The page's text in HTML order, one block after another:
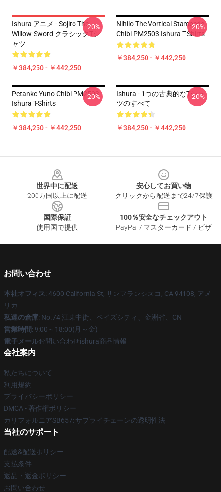
Ishura アニメ - Sojiro The
Willow-Sword クラシックTシ
ャツ
￥384,250 - ￥442,250
-20%
Nihilo The Vortical Stampede
Chibi PM2503 Ishura T-Shirts
￥384,250 - ￥442,250
-20%
Petanko Yuno Chibi PM2503
Ishura T-Shirts
￥384,250 - ￥442,250
-20%
Ishura - 1つの古典的なTシャ
ツのすべて
￥384,250 - ￥442,250
-20%
世界中に配送
200カ国以上に配送
安心してお買い物
クリックから配送まで24/7保護
国際保証
使用国で提供
100％安全なチェックアウト
PayPal / マスターカード / ビザ
お問い合わせ
本社オフィス: 4600 California St, サンフランシスコ, CA 94108, アメ
リカ
私達の倉庫: No.74 江東中街、ベイズシティ、金洲省、CN
営業時間: 9:00～18:00(月～金)
電子メールお問い合わせishura商品情報
会社案内
私たちについて
利用規約
プライバシーポリシー
DMCA - 著作権ポリシー
カリフォルニアSB657: サプライチェーンの透明性法
当社のサポート
配送&配送ポリシー
支払条件
返品・返金ポリシー
お問い合わせ